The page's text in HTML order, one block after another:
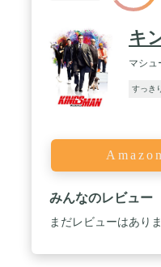
キ
マシュ
すっき
みんなのレビュー
まだレビューはあり